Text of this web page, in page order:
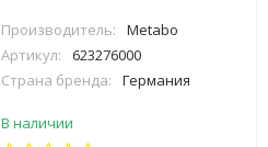
Производитель:
Metabo
Артикул:
623276000
Страна бренда:
Германия
В наличии